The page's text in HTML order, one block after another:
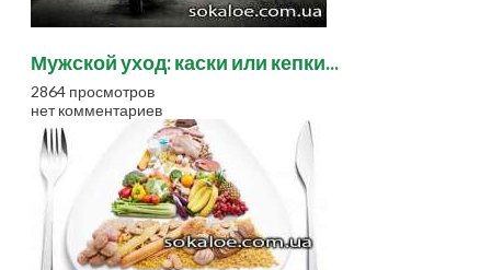
Мужской уход: каски или кепки...
2864 просмотров
нет комментариев